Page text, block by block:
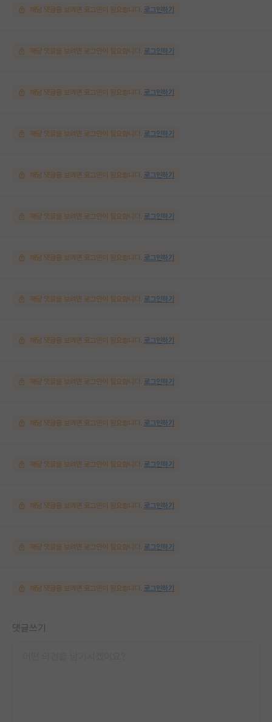
해당 댓글을 보려면 로그인이 필요합니다. 로그인하기
해당 댓글을 보려면 로그인이 필요합니다. 로그인하기
해당 댓글을 보려면 로그인이 필요합니다. 로그인하기
해당 댓글을 보려면 로그인이 필요합니다. 로그인하기
해당 댓글을 보려면 로그인이 필요합니다. 로그인하기
해당 댓글을 보려면 로그인이 필요합니다. 로그인하기
해당 댓글을 보려면 로그인이 필요합니다. 로그인하기
해당 댓글을 보려면 로그인이 필요합니다. 로그인하기
해당 댓글을 보려면 로그인이 필요합니다. 로그인하기
해당 댓글을 보려면 로그인이 필요합니다. 로그인하기
해당 댓글을 보려면 로그인이 필요합니다. 로그인하기
해당 댓글을 보려면 로그인이 필요합니다. 로그인하기
해당 댓글을 보려면 로그인이 필요합니다. 로그인하기
해당 댓글을 보려면 로그인이 필요합니다. 로그인하기
해당 댓글을 보려면 로그인이 필요합니다. 로그인하기
댓글쓰기